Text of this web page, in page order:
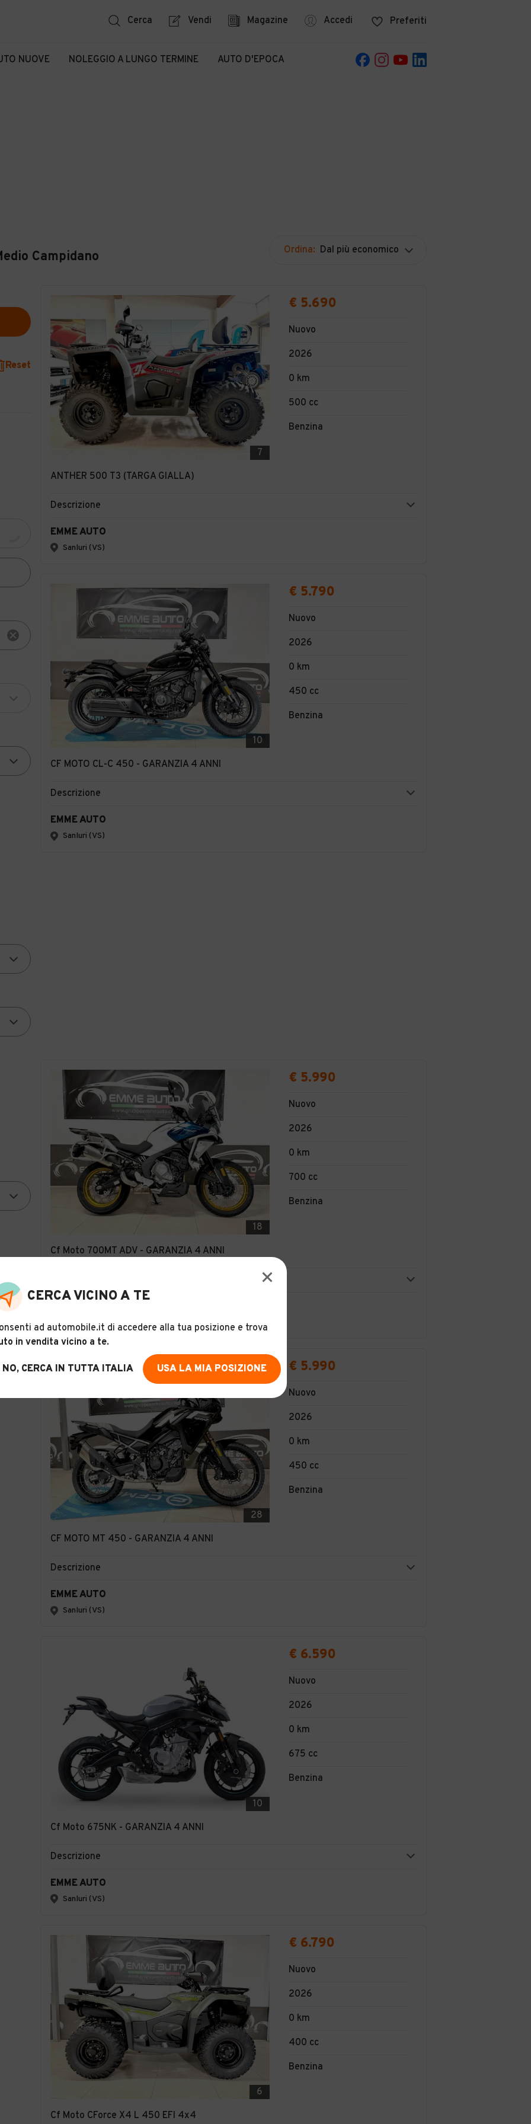
Cerca Vendi Magazine Accedi Preferiti
NUOVE NOLEGGIO A LUNGO TERMINE AUTO D'EPOCA
Campidano Ordina: Dal più economico
Reset
7
ANTHER 500 T3 (TARGA GIALLA)
€ 5.690
Nuovo
2026
0 km
500 cc
Benzina
Descrizione
EMME AUTO
Sanluri (VS)
10
CF MOTO CL-C 450 - GARANZIA 4 ANNI
€ 5.790
Nuovo
2026
0 km
450 cc
Benzina
Descrizione
EMME AUTO
Sanluri (VS)
18
Cf Moto 700MT ADV - GARANZIA 4 ANNI
€ 5.990
Nuovo
2026
0 km
700 cc
Benzina
Sanluri (VS)
28
CF MOTO MT 450 - GARANZIA 4 ANNI
€ 5.990
Nuovo
2026
0 km
450 cc
Benzina
Descrizione
EMME AUTO
Sanluri (VS)
10
Cf Moto 675NK - GARANZIA 4 ANNI
€ 6.590
Nuovo
2026
0 km
675 cc
Benzina
Descrizione
EMME AUTO
Sanluri (VS)
6
Cf Moto CForce X4 L 450 EFI 4x4
€ 6.790
Nuovo
2026
0 km
400 cc
Benzina
CERCA VICINO A TE
ad automobile.it di accedere alla tua posizione e trova
in vendita vicino a te.
NO, CERCA IN TUTTA ITALIA USA LA MIA POSIZIONE